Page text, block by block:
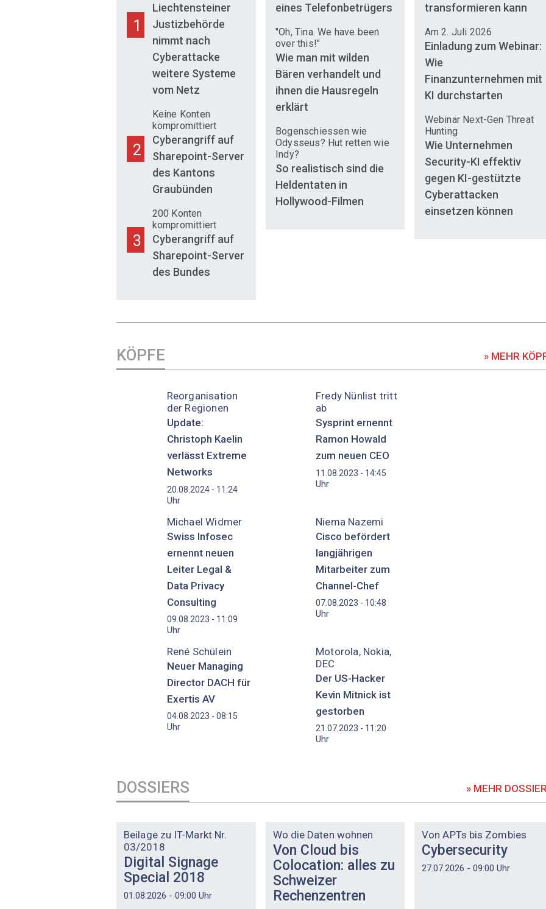
1
Liechtensteiner
Justizbehörde
nimmt nach
Cyberattacke
weitere Systeme
vom Netz
2
Keine Konten
kompromittiert
Cyberangriff auf
Sharepoint-Server
des Kantons
Graubünden
3
200 Konten
kompromittiert
Cyberangriff auf
Sharepoint-Server
des Bundes
eines Telefonbetrügers
"Oh, Tina. We have been
over this!"
Wie man mit wilden
Bären verhandelt und
ihnen die Hausregeln
erklärt
Bogenschiessen wie
Odysseus? Hut retten wie
Indy?
So realistisch sind die
Heldentaten in
Hollywood-Filmen
transformieren kann
Am 2. Juli 2026
Einladung zum Webinar:
Wie
Finanzunternehmen mit
KI durchstarten
Webinar Next-Gen Threat
Hunting
Wie Unternehmen
Security-KI effektiv
gegen KI-gestützte
Cyberattacken
einsetzen können
KÖPFE » MEHR
Reorganisation
der Regionen
Update:
Christoph Kaelin
verlässt Extreme
Networks
20.08.2024 - 11:24
Uhr
Fredy Nünlist tritt
ab
Sysprint ernennt
Ramon Howald
zum neuen CEO
11.08.2023 - 14:45
Uhr
Michael Widmer
Swiss Infosec
ernennt neuen
Leiter Legal &
Data Privacy
Consulting
09.08.2023 - 11:09
Uhr
Niema Nazemi
Cisco befördert
langjährigen
Mitarbeiter zum
Channel-Chef
07.08.2023 - 10:48
Uhr
René Schülein
Neuer Managing
Director DACH für
Exertis AV
04.08.2023 - 08:15
Uhr
Motorola, Nokia,
DEC
Der US-Hacker
Kevin Mitnick ist
gestorben
21.07.2023 - 11:20
Uhr
DOSSIERS » MEHR
Beilage zu IT-Markt Nr.
03/2018
Digital Signage
Special 2018
01.08.2026 - 09:00 Uhr
Wo die Daten wohnen
Von Cloud bis
Colocation: alles zu
Schweizer
Rechenzentren
Von APTs bis Zombies
Cybersecurity
27.07.2026 - 09:00 Uhr